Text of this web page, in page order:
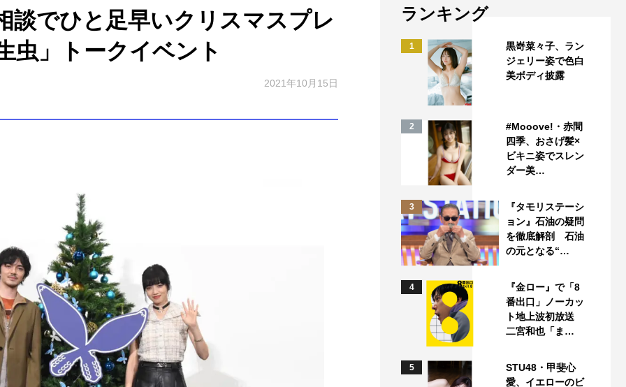
談でひと足早いクリスマスプレ
」トークイベント
2021年10月15日
ランキング
1
黒嵜菜々子、ラン
ジェリー姿で色白
美ボディ披露
2
#Mooove!・赤間
四季、おさげ髪×
ビキニ姿でスレン
ダー美…
3
『タモリステーシ
ョン』石油の疑問
を徹底解剖 石油
の元となる“…
4
『金ロー』で「8
番出口」ノーカッ
ト地上波初放送
二宮和也「ま…
5
STU48・甲斐心
愛、イエローのビ